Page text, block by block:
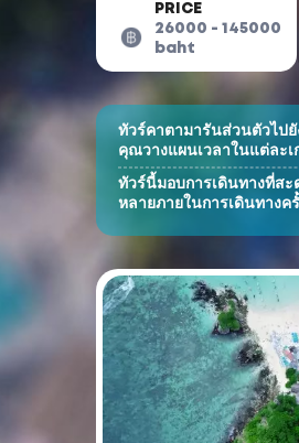
PRICE
26000 - 145000
baht
ทัวร์คาตามารันส่วนตัวไป
คุณวางแผนเวลาในแต่ละเ
ทัวร์นี้มอบการเดินทางที่ส
หลายภายในการเดินทางค